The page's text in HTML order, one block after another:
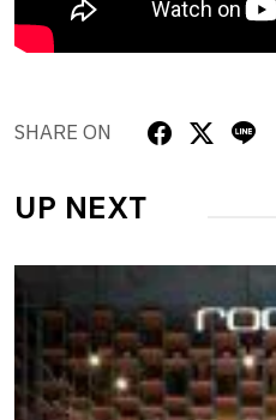
SHARE ON
UP NEXT